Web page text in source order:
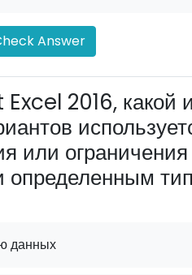
Answer
2016, какой
или ограничения
определенным
данных